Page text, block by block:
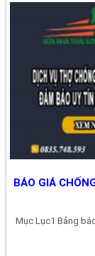
BÁO GIÁ
Mục Lục1 Bảng